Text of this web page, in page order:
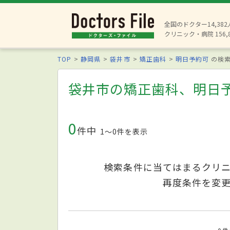
全国のドクター14,382
クリニック・病院
TOP 静岡県 袋井市 矯正歯科 明日予約可 の検
袋井市の矯正歯科、明日
0件中 1〜0件を表示
検索条件に当てはまるクリ
再度条件を変